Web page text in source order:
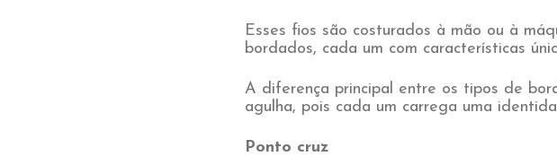
Esses fios são costurados à mão ou à
bordados, cada um com características
A diferença principal entre os tipos de
agulha, pois cada um carrega uma
Ponto cruz